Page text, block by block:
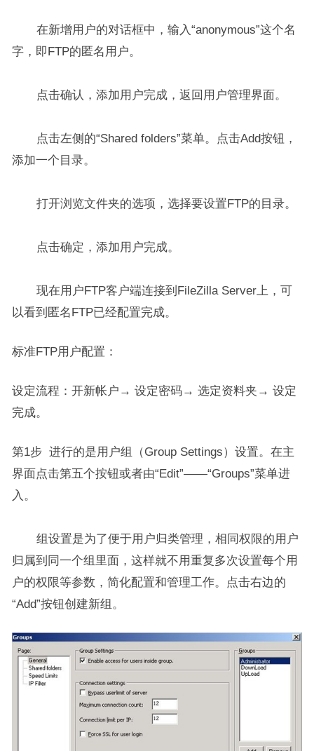
在新增用户的对话框中，输入“anonymous”这个名
字，即FTP的匿名用户。
点击确认，添加用户完成，返回用户管理界面。
点击左侧的“Shared folders”菜单。点击Add按钮，
添加一个目录。
打开浏览文件夹的选项，选择要设置FTP的目录。
点击确定，添加用户完成。
现在用户FTP客户端连接到FileZilla Server上，可
以看到匿名FTP已经配置完成。
标准FTP用户配置：
设定流程：开新帐户→ 设定密码→ 选定资料夹→ 设定
完成。
第1步 进行的是用户组（Group Settings）设置。在主
界面点击第五个按钮或者由“Edit”——“Groups”菜单进
入。
组设置是为了便于用户归类管理，相同权限的用户
归属到同一个组里面，这样就不用重复多次设置每个用
户的权限等参数，简化配置和管理工作。点击右边的
“Add”按钮创建新组。